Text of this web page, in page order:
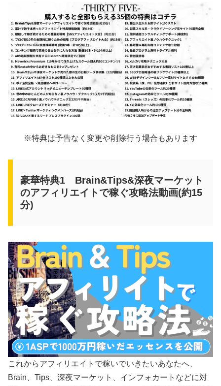
※特典は予告なく変更や削除行う場合もあります
豪華特典1 Brain&Tips&深夜マーケット
のアフィリエイトで稼ぐ攻略法動画(約15
分)
これからアフィリエイトで稼いでいきたいあなたへ、
Brain、Tips、深夜マーケット、インフォカートなどに対